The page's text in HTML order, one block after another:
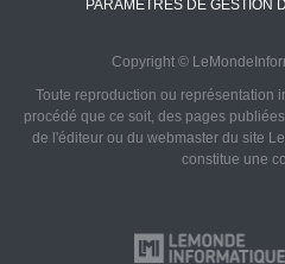
PARAMÈTRES DE GESTION
Copyright ©
Toute reproduction ou représentation
procédé que ce soit, des pages
de l'éditeur ou du webmaster du site
constitue une